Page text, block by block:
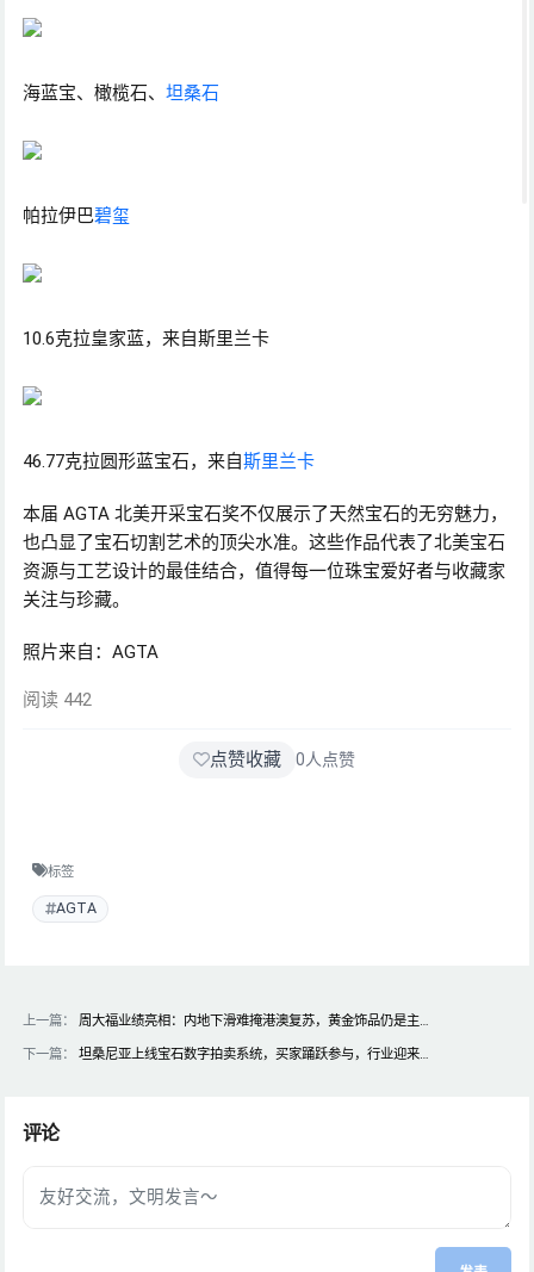
海蓝宝、橄榄石、 坦桑石
帕拉伊巴碧玺
10.6克拉皇家蓝，来自斯里兰卡
46.77克拉圆形蓝宝石，来自斯里兰卡
本届 AGTA 北美开采宝石奖不仅展示了天然宝石的无穷魅力，
也凸显了宝石切割艺术的顶尖水准。这些作品代表了北美宝石
资源与工艺设计的最佳结合，值得每一位珠宝爱好者与收藏家
关注与珍藏。
照片来自：AGTA
阅读 442
点赞收藏 0人点赞
标签
AGTA
上一篇：
周大福业绩亮相：内地下滑难掩港澳复苏，黄金饰品仍是主…
下一篇：
坦桑尼亚上线宝石数字拍卖系统，买家踊跃参与，行业迎来…
评论